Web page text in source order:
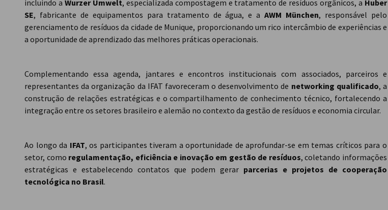
incluindo a Wurzer Umwelt, especializada compostagem e tratamento de resíduos orgânicos, a Huber
SE, fabricante de equipamentos para tratamento de água, e aAWM München, responsável pelo
gerenciamento de resíduos da cidade de Munique, proporcionando um rico intercâmbio de experiências e
a oportunidade de aprendizado das melhores práticas operacionais.
Complementando essa agenda, jantares e encontros institucionais com associados, parceiros e
representantes da organização da IFAT favoreceram o desenvolvimento de networking qualificado, a
construção de relações estratégicas e o compartilhamento de conhecimento técnico, fortalecendo a
integração entre os setores brasileiro e alemão no contexto da gestão de resíduos e economia circular.
Ao longo da IFAT, os participantes tiveram a oportunidade de aprofundar-se em temas críticos para o
setor, como regulamentação, eficiência e inovação em gestão de resíduos, coletando informações
estratégicas e estabelecendo contatos que podem gerar parcerias e projetos de cooperação
tecnológica no Brasil.